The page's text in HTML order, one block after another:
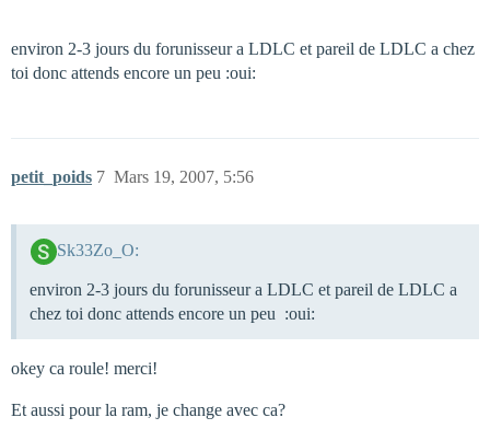
environ 2-3 jours du forunisseur a LDLC et pareil de LDLC a chez
toi donc attends encore un peu :oui:
petit_poids Mars 19, 2007, 5:56
7
Sk33Zo_O:
environ 2-3 jours du forunisseur a LDLC et pareil de LDLC a
chez toi donc attends encore un peu :oui:
okey ca roule! merci!
Et aussi pour la ram, je change avec ca?